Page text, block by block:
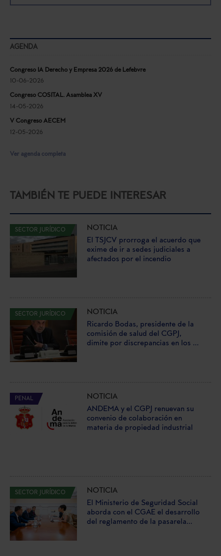
AGENDA
Congreso IA Derecho y Empresa 2026 de Lefebvre
10-06-2026
Congreso COSITAL. Asamblea XV
14-05-2026
V Congreso AECEM
12-05-2026
Ver agenda completa
TAMBIÉN TE PUEDE INTERESAR
SECTOR JURÍDICO
NOTICIA
El TSJCV prorroga el acuerdo que
exime de ir a sedes judiciales a
afectados por el incendio
SECTOR JURÍDICO
NOTICIA
Ricardo Bodas, presidente de la
comisión de salud del CGPJ,
dimite por discrepancias en los ...
PENAL
NOTICIA
ANDEMA y el CGPJ renuevan su
convenio de colaboración en
materia de propiedad industrial
SECTOR JURÍDICO
NOTICIA
El Ministerio de Seguridad Social
aborda con el CGAE el desarrollo
del reglamento de la pasarela...